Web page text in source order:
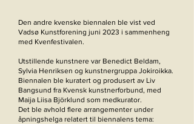
Den andre kvenske biennalen ble vist ved
Vadsø Kunstforening juni 2023 i sammenheng
med Kvenfestivalen.
Utstillende kunstnere var Benedict Beldam,
Sylvia Henriksen og kunstnergruppa Jokiroikka.
Biennalen ble kuratert og produsert av Liv
Bangsund fra Kvensk kunstnerforbund, med
Maija Liisa Björklund som medkurator.
Det ble avhold flere arrangementer under
åpningshelga relatert til biennalens tema: